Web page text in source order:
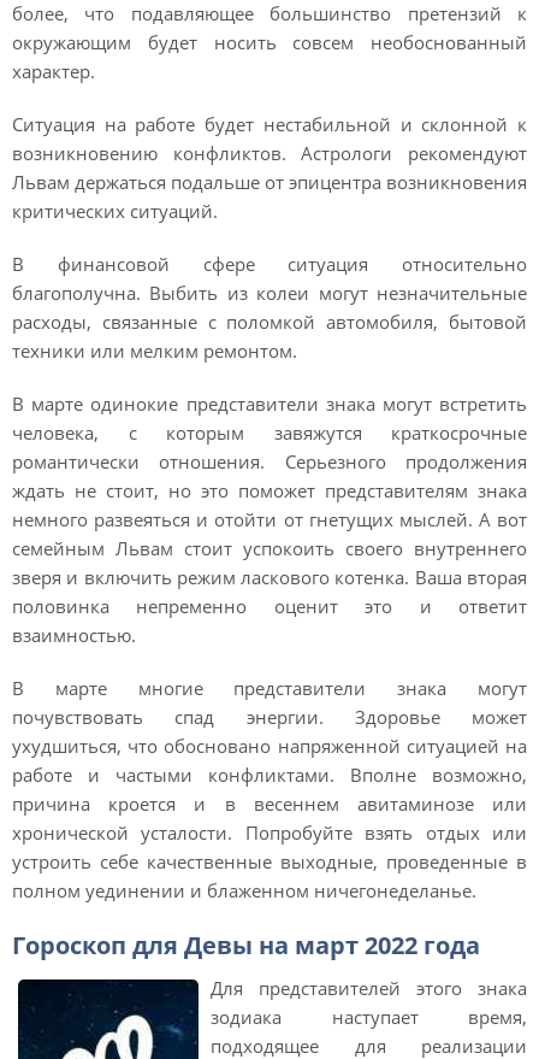
более, что подавляющее большинство претензий к
окружающим будет носить совсем необоснованный
характер.
Ситуация на работе будет нестабильной и склонной к
возникновению конфликтов. Астрологи рекомендуют
Львам держаться подальше от эпицентра возникновения
критических ситуаций.
В финансовой сфере ситуация относительно
благополучна. Выбить из колеи могут незначительные
расходы, связанные с поломкой автомобиля, бытовой
техники или мелким ремонтом.
В марте одинокие представители знака могут встретить
человека, с которым завяжутся краткосрочные
романтически отношения. Серьезного продолжения
ждать не стоит, но это поможет представителям знака
немного развеяться и отойти от гнетущих мыслей. А вот
семейным Львам стоит успокоить своего внутреннего
зверя и включить режим ласкового котенка. Ваша вторая
половинка непременно оценит это и ответит
взаимностью.
В марте многие представители знака могут
почувствовать спад энергии. Здоровье может
ухудшиться, что обосновано напряженной ситуацией на
работе и частыми конфликтами. Вполне возможно,
причина кроется и в весеннем авитаминозе или
хронической усталости. Попробуйте взять отдых или
устроить себе качественные выходные, проведенные в
полном уединении и блаженном ничегонеделанье.
Гороскоп для Девы на март 2022 года
Для представителей этого знака
зодиака наступает время,
подходящее для реализации